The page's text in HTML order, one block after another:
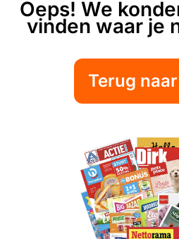
Oeps! We
vinden waar je
Terug